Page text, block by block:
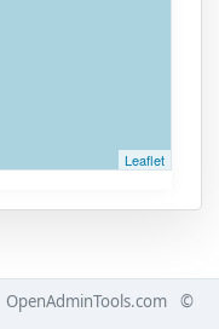
Leaflet
OpenAdminTools.com
©